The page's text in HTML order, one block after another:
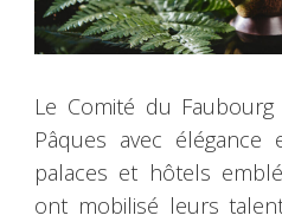
Le Comité du
Pâques avec élégance
palaces et hôtels
ont mobilisé leurs